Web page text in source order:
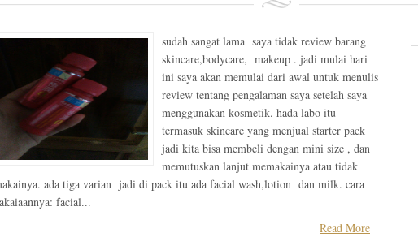
sudah sangat lama saya tidak review barang
skincare,bodycare, makeup . jadi mulai hari
ini saya akan memulai dari awal untuk menulis
review tentang pengalaman saya setelah saya
menggunakan kosmetik. hada labo itu
termasuk skincare yang menjual starter pack
jadi kita bisa membeli dengan mini size , dan
memutuskan lanjut memakainya atau tidak
ada tiga varian jadi di pack itu ada facial wash,lotion dan milk. cara
facial...
Read More